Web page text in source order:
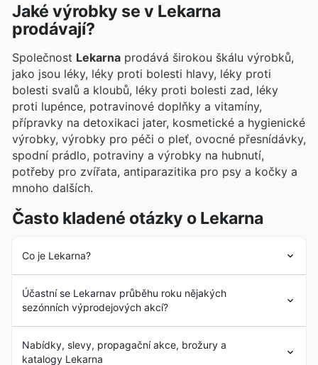
Jaké výrobky se v Lekarna
prodávají?
Společnost Lekarna prodává širokou škálu výrobků,
jako jsou léky, léky proti bolesti hlavy, léky proti
bolesti svalů a kloubů, léky proti bolesti zad, léky
proti lupénce, potravinové doplňky a vitamíny,
přípravky na detoxikaci jater, kosmetické a hygienické
výrobky, výrobky pro péči o pleť, ovocné přesnídávky,
spodní prádlo, potraviny a výrobky na hubnutí,
potřeby pro zvířata, antiparazitika pro psy a kočky a
mnoho dalších.
Často kladené otázky o Lekarna
Co je Lekarna?
republice. Od svých počátků si společnostLekarna
klade za cíl poskytovat svým zákazníkům široký
sortiment léků, hygienických potřeb a výrobků osobní
péče. V následujících letech prošla společnost
silným procesem obchodní expanze s přidáním velkého
Účastní se Lekarnav průběhu roku nějakých
sezónních výprodejových akcí?
sezónních výprodejů. Sledujte našeletáky lékáren
Nabídky, slevy, propagační akce, brožury a
katalogy Lekarna